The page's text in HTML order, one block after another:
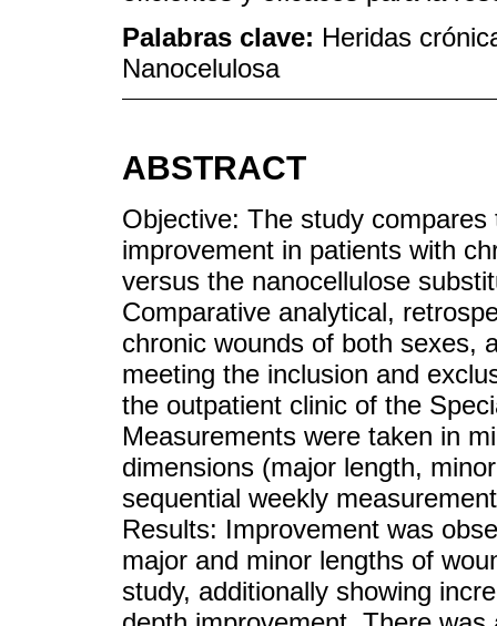
Palabras clave: Heridas
Nanocelulosa
ABSTRACT
Objective: The study
improvement in patients with
versus the nanocellulose
Comparative analytical,
chronic wounds of both sexes,
meeting the inclusion and
the outpatient clinic of the
Measurements were taken in
dimensions (major length,
sequential weekly
Results: Improvement was
major and minor lengths of
study, additionally showing